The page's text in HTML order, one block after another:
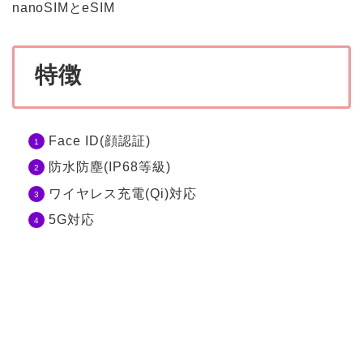
nanoSIMとeSIM
特徴
Face ID(顔認証)
防水防塵(IP68等級)
ワイヤレス充電(Qi)対応
5G対応